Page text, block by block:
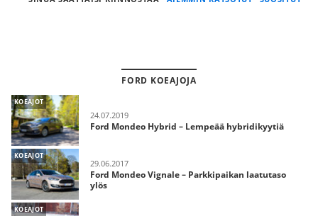
FORD KOEAJOJA
KOEAJOT
24.07.2019
Ford Mondeo Hybrid – Lempeää hybridikyytiä
KOEAJOT
29.06.2017
Ford Mondeo Vignale – Parkkipaikan laatutaso
ylös
KOEAJOT